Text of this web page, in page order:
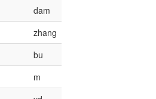
dam
zhang
bu
m